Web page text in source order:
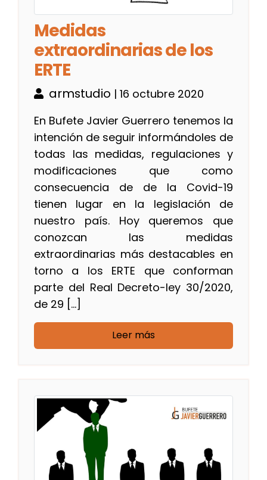
Medidas
extraordinarias de los
ERTE
armstudio | 16 octubre 2020
En Bufete Javier Guerrero tenemos la
intención de seguir informándoles de
todas las medidas, regulaciones y
modificaciones que como
consecuencia de de la Covid-19
tienen lugar en la legislación de
nuestro país. Hoy queremos que
conozcan las medidas
extraordinarias más destacables en
torno a los ERTE que conforman
parte del Real Decreto-ley 30/2020,
de 29 […]
Leer más